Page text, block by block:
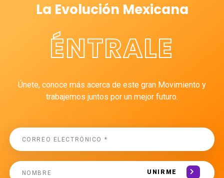
La Evolución Mexicana
ÉNTRALE
Únete, conoce más acerca de este gran Movimiento y
trabajemos juntos por un mejor futuro.
UNIRME